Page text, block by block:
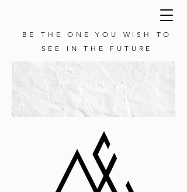
BE THE ONE YOU WISH TO
SEE IN THE FUTURE